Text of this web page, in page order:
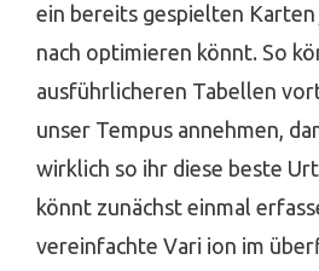
ein bereits gespielten
nach optimieren könnt. So
ausführlicheren Tabellen
unser Tempus annehmen,
wirklich so ihr diese beste
könnt zunächst einmal
vereinfachte Vari ion im